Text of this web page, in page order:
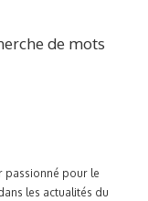
de mots
passionné pour le
les actualités du